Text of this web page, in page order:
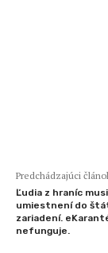
Predchádzajúci
Ľudia z hraníc
umiestnení do
zariadení.
nefunguje.